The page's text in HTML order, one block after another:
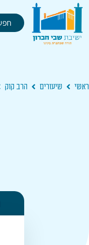
ראשי שיעורים הרב קוק